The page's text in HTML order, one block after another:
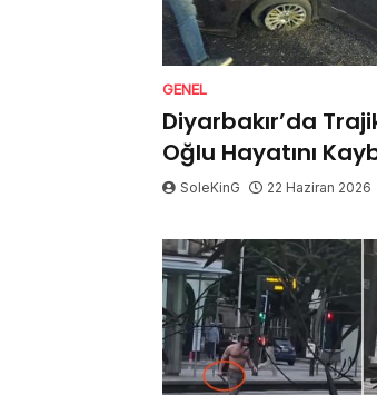
GENEL
Diyarbakır’da
Oğlu Hayatını
SoleKinG 22 Haziran 2026